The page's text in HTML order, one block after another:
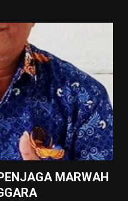
MARWAH